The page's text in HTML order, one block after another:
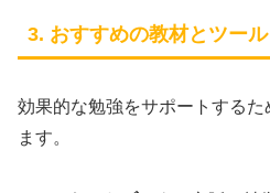
3. おすすめの教材とツール
効果的な勉強をサポートする
ます。